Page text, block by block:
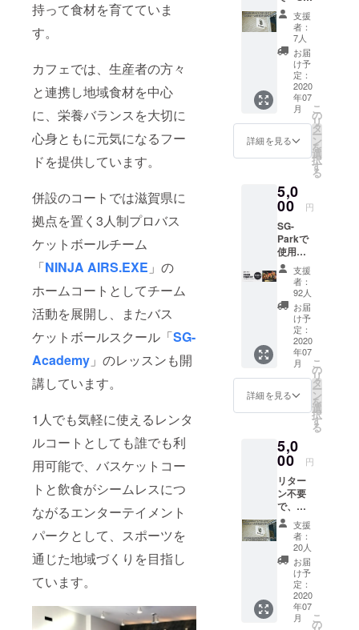
持って食材を育てていま
す。
カフェでは、生産者の方々
と連携し地域食材を中心
に、栄養バランスを大切に
心身ともに元気になるフー
ドを提供しています。
併設のコートでは滋賀県に
拠点を置く3人制プロバス
ケットボールチーム
「NINJA AIRS.EXE 」の
ホームコートとしてチーム
活動を展開し、またバス
ケットボールスクール「SG-
Academy 」のレッスンも開
講しています。
1人でも気軽に使えるレンタ
ルコートとしても誰でも利
用可能で、バスケットコー
トと飲食がシームレスにつ
ながるエンターテイメント
パークとして、スポーツを
通じた地域づくりを目指し
ています。
で2,000
円以上
になる
セット
です）
住
所：大
津市二
本松1-
1 SG-
Park 連
7758 ※
有効期
限2021
年3月末
迄
※TICKE
Tは郵送
にて発
送致し
ます。
※プロ
ジェク
トの性
質上、
お釣り
は出ま
せん。
※返金も
りませ
んの
わせて
予めご
了承く
ださ
い。
Park」
を応援
をして
いただ
ける方
感謝の
気持ち
を込め
て、い
ただい
た応援
へのお
礼メー
信させ
ていた
だきま
す。 ※
必ず備
考欄に
フル
ネーム
のご記
入お願
い致し
ます。
支援
者：
7人
お届
け予
定：
2020
年07
月
詳細を見る
こ
の
リ
タ
ー
ン
を
選
択
す
る
5,0
00 円
SG-
Parkで
使用で
きる
FOOD
TICKET
5,000円
ランチ3
回か
ディ
ナー＋
ワンド
リンク
を選ん
で使用
して頂
す。
（ドリ
ンク次
第です
が、通
常価格
で5,000
円以上
になる
セット
です）
住
所：大
津市二
本松1-
支援
者：
92人
お届
け予
定：
2020
年07
月
詳細を見る
こ
の
リ
タ
ー
ン
を
選
択
す
る
5,0
00 円
リター
ン不要
で、
「SG-
Park」
を応援
をして
いただ
ける方
の気持
ちを込
支援
者：
20人
お届
け予
定：
2020
年07
月
こ
の